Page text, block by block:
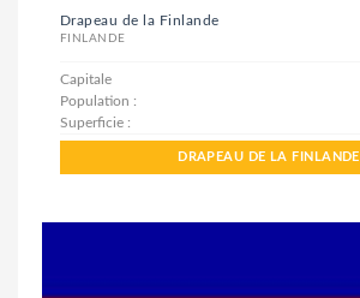
Drapeau de la Finlande
FINLANDE
Capitale
Population :
Superficie :
DRAPEAU DE LA FINLANDE